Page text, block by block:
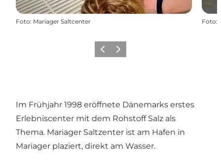
Foto: Mariager Saltcenter Foto:
Vorherige Folie
Nächste Folie
Im Frühjahr 1998 eröffnete Dänemarks erstes
Erlebniscenter mit dem Rohstoff Salz als
Thema. Mariager Saltzenter ist am Hafen in
Mariager plaziert, direkt am Wasser.